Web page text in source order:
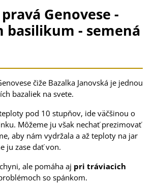
Genovese -
basilikum - semená
čiže Bazalka Janovská je jednou
bazaliek na svete.
pod 10 stupňov, ide väčšinou o
Môžeme ju však nechať prezimovať
aby nám vydržala a až teploty na jar
ju zase dať von.
ale pomáha aj pri tráviacich
so spánkom.